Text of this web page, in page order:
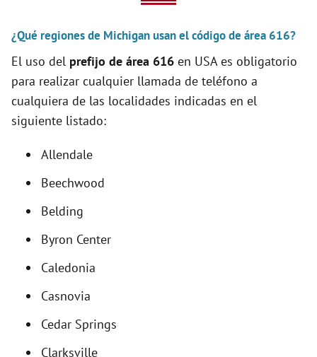
i
d
¿Qué regiones de Michigan usan el código de área 616?
El uso del prefijo de área 616 en USA es obligatorio
para realizar cualquier llamada de teléfono a
cualquiera de las localidades indicadas en el
siguiente listado:
Allendale
Beechwood
Belding
Byron Center
Caledonia
Casnovia
Cedar Springs
Clarksville